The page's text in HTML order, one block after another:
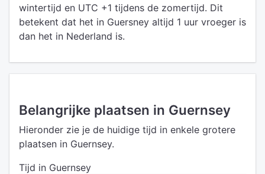
wintertijd en UTC +1 tijdens de zomertijd. Dit
betekent dat het in Guersney altijd 1 uur vroeger is
dan het in Nederland is.
Belangrijke plaatsen in Guernsey
Hieronder zie je de huidige tijd in enkele grotere
plaatsen in Guernsey.
Tijd in Guernsey